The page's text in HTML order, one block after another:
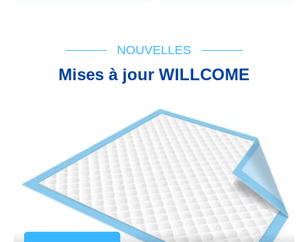
NOUVELLES
Mises à jour WILLCOME